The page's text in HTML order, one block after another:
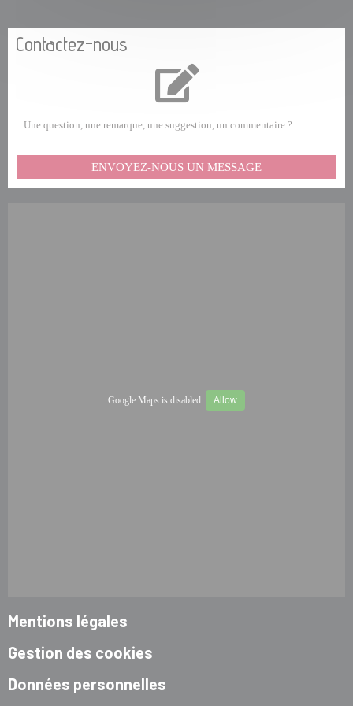
Contactez-nous
Une question, une remarque, une suggestion, un commentaire ?
ENVOYEZ-NOUS UN MESSAGE
Google Maps is disabled. Allow
Mentions légales
Gestion des cookies
Données personnelles